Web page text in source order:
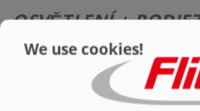
KONTAKT
OSVĚTLENÍ +
Vybavení – bezpečnost
Osvětlení LED 12 V 7pólová zástrčka
We use cookies!